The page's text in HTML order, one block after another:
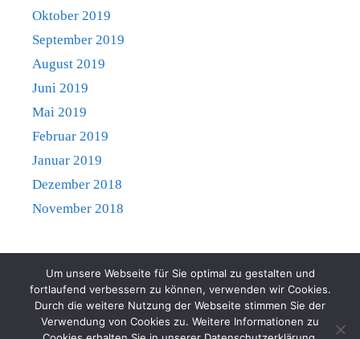
Oktober 2019
September 2019
August 2019
Juni 2019
Mai 2019
Februar 2019
Januar 2019
Dezember 2018
November 2018
Mitgliedschaft Impressum
Haftungsausschluss
Datenschutz
Um unsere Webseite für Sie optimal zu gestalten und
fortlaufend verbessern zu können, verwenden wir Cookies.
Durch die weitere Nutzung der Webseite stimmen Sie der
Verwendung von Cookies zu. Weitere Informationen zu